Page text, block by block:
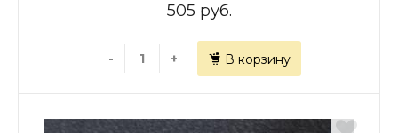
505 руб.
- + В корзину